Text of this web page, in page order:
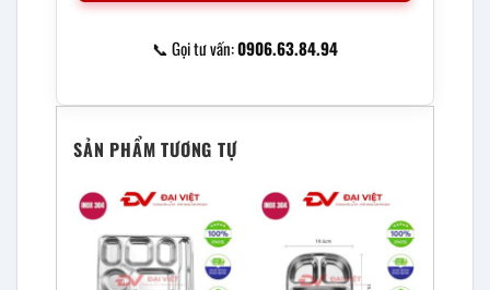
📞 Gọi tư vấn:0906.63.84.94
SẢN PHẨM TƯƠNG TỰ